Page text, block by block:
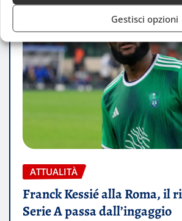
Gestisci opzioni
ATTUALITÀ
Franck Kessié alla Roma, il
Serie A passa dall’ingaggio